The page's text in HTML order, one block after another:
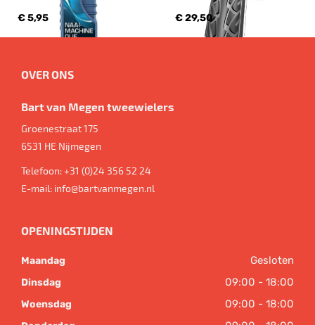
€ 5,95 € 29,50
OVER ONS
Bart van Megen tweewielers
Groenestraat 175
6531 HE Nijmegen
Telefoon:+31 (0)24 356 52 24
E-mail: info@bartvanmegen.nl
OPENINGSTIJDEN
Maandag Gesloten
Dinsdag 09:00 - 18:00
Woensdag 09:00 - 18:00